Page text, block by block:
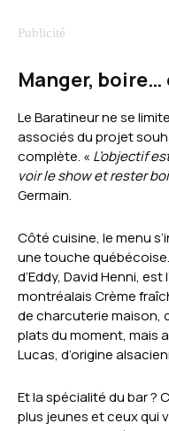
Manger,
Le Baratineur ne se
associés du projet
complète. « L’objectif
voir le show et rester
Germain.
Côté cuisine, le menu
une touche québécoise.
d’Eddy, David Henni,
montréalais Crème
de charcuterie maison,
plats du moment, mais
Lucas, d’origine
Et la spécialité du bar ?
plus jeunes et ceux qui